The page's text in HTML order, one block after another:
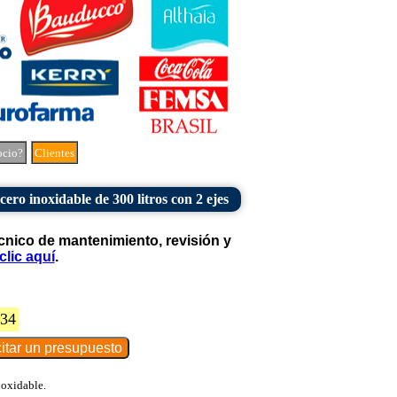
Clientes
inoxidable de 300 litros con 2 ejes
de mantenimiento, revisión y
aquí.